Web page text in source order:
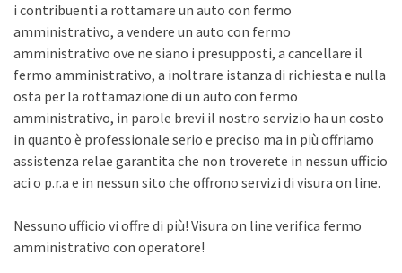
i contribuenti a rottamare un auto con fermo
amministrativo, a vendere un auto con fermo
amministrativo ove ne siano i presupposti, a cancellare il
fermo amministrativo, a inoltrare istanza di richiesta e nulla
osta per la rottamazione di un auto con fermo
amministrativo, in parole brevi il nostro servizio ha un costo
in quanto è professionale serio e preciso ma in più offriamo
assistenza relae garantita che non troverete in nessun ufficio
aci o p.r.a e in nessun sito che offrono servizi di visura on line.
Nessuno ufficio vi offre di più! Visura on line verifica fermo
amministrativo con operatore!